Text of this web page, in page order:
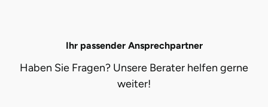
Ihr passender Ansprechpartner
Haben Sie Fragen? Unsere Berater helfen gerne
weiter!